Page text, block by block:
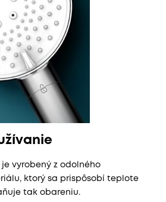
vyrobený z odolného
ktorý sa prispôsobí teplote
tak obareniu.